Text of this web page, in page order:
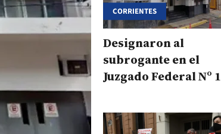
CORRIENTES
Designaron al
subrogante en el
Juzgado Federal Nº 1
electoral